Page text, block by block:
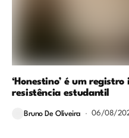
‘Honestino’ é um
resistência estudantil
Bruno De Oliveira 06/08/